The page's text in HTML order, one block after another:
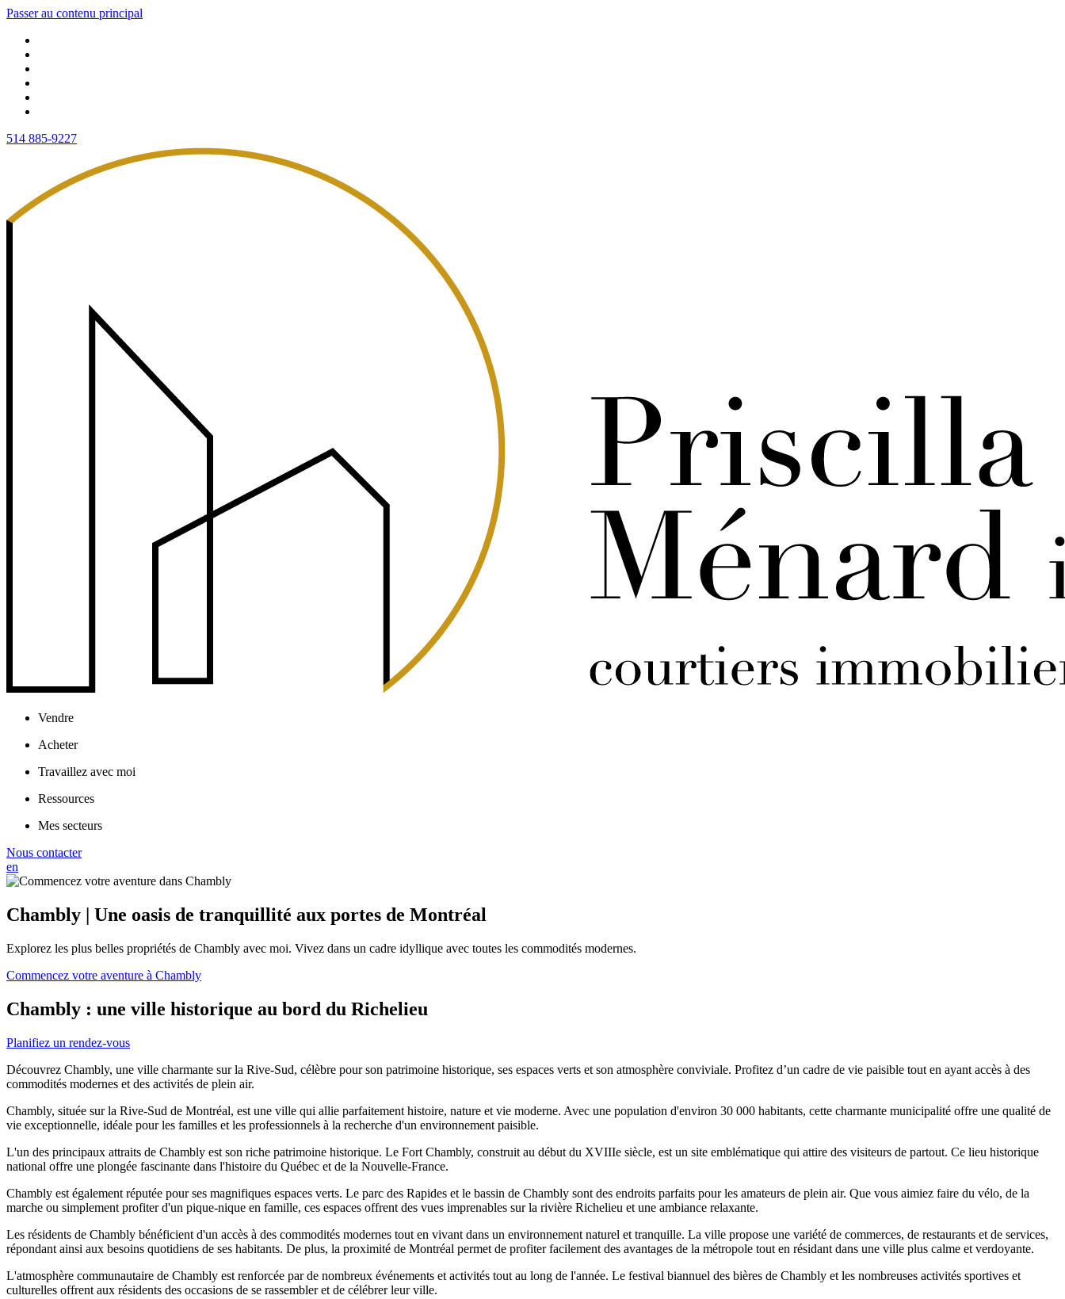
Passer au contenu principal
514 885-9227
Vendre
Acheter
Travaillez avec moi
Ressources
Mes secteurs
Nous contacter
en
Chambly | Une oasis de tranquillité aux portes de Montréal
Explorez les plus belles propriétés de Chambly avec moi. Vivez dans un cadre idyllique avec toutes les commodités modernes.
Commencez votre aventure à Chambly
Chambly : une ville historique au bord du Richelieu
Planifiez un rendez-vous
Découvrez Chambly, une ville charmante sur la Rive-Sud, célèbre pour son patrimoine historique, ses espaces verts et son atmosphère conviviale. Profitez d’un cadre de vie paisible tout en ayant accès à des
commodités modernes et des activités de plein air.
Chambly, située sur la Rive-Sud de Montréal, est une ville qui allie parfaitement histoire, nature et vie moderne. Avec une population d'environ 30 000 habitants, cette charmante municipalité offre une qualité de
vie exceptionnelle, idéale pour les familles et les professionnels à la recherche d'un environnement paisible.
L'un des principaux attraits de Chambly est son riche patrimoine historique. Le Fort Chambly, construit au début du XVIIIe siècle, est un site emblématique qui attire des visiteurs de partout. Ce lieu historique
national offre une plongée fascinante dans l'histoire du Québec et de la Nouvelle-France.
Chambly est également réputée pour ses magnifiques espaces verts. Le parc des Rapides et le bassin de Chambly sont des endroits parfaits pour les amateurs de plein air. Que vous aimiez faire du vélo, de la
marche ou simplement profiter d'un pique-nique en famille, ces espaces offrent des vues imprenables sur la rivière Richelieu et une ambiance relaxante.
Les résidents de Chambly bénéficient d'un accès à des commodités modernes tout en vivant dans un environnement naturel et tranquille. La ville propose une variété de commerces, de restaurants et de services,
répondant ainsi aux besoins quotidiens de ses habitants. De plus, la proximité de Montréal permet de profiter facilement des avantages de la métropole tout en résidant dans une ville plus calme et verdoyante.
L'atmosphère communautaire de Chambly est renforcée par de nombreux événements et activités tout au long de l'année. Le festival biannuel des bières de Chambly et les nombreuses activités sportives et
culturelles offrent aux résidents des occasions de se rassembler et de célébrer leur ville.